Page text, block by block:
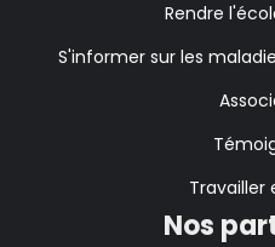
Rendre
S'informer sur les
Travailler
Nos